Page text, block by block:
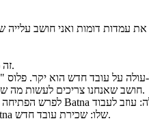
זה מבטיח. אולי אני צריך לבקש יותר.
עולה על עובד חדש הוא יקר. פלוס
חושב שאנחנו צריכים לעשות מה שאנחנו יכולים להמשיך ולהחזיק בה.
עבור חברה אחרת. הוא רואה Batna שלו: שכירת עובד חדש.